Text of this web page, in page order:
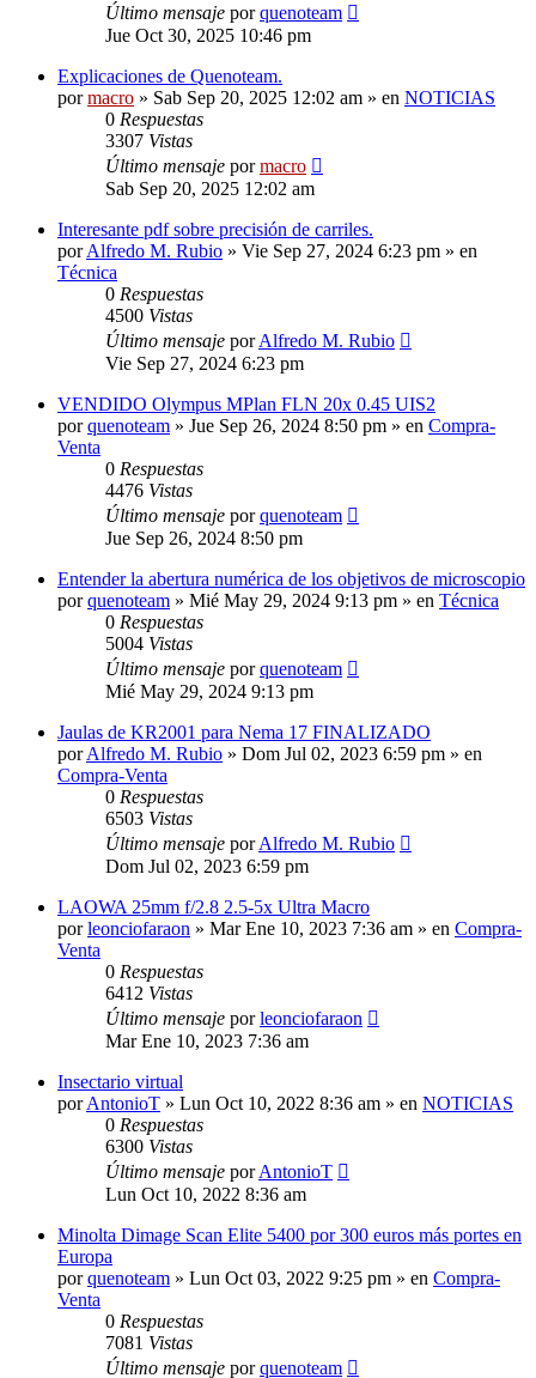
Último mensaje porquenoteam
Jue Oct 30, 2025 10:46 pm
Explicaciones de Quenoteam.
pormacro » Sab Sep 20, 2025 12:02 am » en NOTICIAS
0 Respuestas
3307 Vistas
Último mensaje pormacro
Sab Sep 20, 2025 12:02 am
Interesante pdf sobre precisión de carriles.
porAlfredo M. Rubio » Vie Sep 27, 2024 6:23 pm » en
Técnica
0 Respuestas
4500 Vistas
Último mensaje porAlfredo M. Rubio
Vie Sep 27, 2024 6:23 pm
VENDIDO Olympus MPlan FLN 20x 0.45 UIS2
porquenoteam » Jue Sep 26, 2024 8:50 pm » en Compra-
Venta
0 Respuestas
4476 Vistas
Último mensaje porquenoteam
Jue Sep 26, 2024 8:50 pm
Entender la abertura numérica de los objetivos de microscopio
porquenoteam » Mié May 29, 2024 9:13 pm » en Técnica
0 Respuestas
5004 Vistas
Último mensaje porquenoteam
Mié May 29, 2024 9:13 pm
Jaulas de KR2001 para Nema 17 FINALIZADO
porAlfredo M. Rubio » Dom Jul 02, 2023 6:59 pm » en
Compra-Venta
0 Respuestas
6503 Vistas
Último mensaje porAlfredo M. Rubio
Dom Jul 02, 2023 6:59 pm
LAOWA 25mm f/2.8 2.5-5x Ultra Macro
porleonciofaraon » Mar Ene 10, 2023 7:36 am » en Compra-
Venta
0 Respuestas
6412 Vistas
Último mensaje porleonciofaraon
Mar Ene 10, 2023 7:36 am
Insectario virtual
porAntonioT » Lun Oct 10, 2022 8:36 am » en NOTICIAS
0 Respuestas
6300 Vistas
Último mensaje porAntonioT
Lun Oct 10, 2022 8:36 am
Minolta Dimage Scan Elite 5400 por 300 euros más portes en
Europa
porquenoteam » Lun Oct 03, 2022 9:25 pm » en Compra-
Venta
0 Respuestas
7081 Vistas
Último mensaje porquenoteam